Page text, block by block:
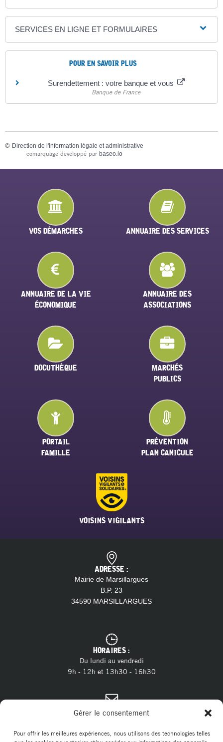
Gérer le consentement
Pour offrir les meilleures expériences, nous utilisons des technologies telles
SERVICES EN LIGNE ET FORMULAIRES
POUR EN SAVOIR PLUS
Surendettement : votre banque et vous
Banque de France
© Direction de l'information légale et administrative
comarquage developpé par baseo.io
VOS DÉMARCHES ANNUAIRE DES SERVICES
ANNUAIRE DE LA VIE
ÉCONOMIQUE
ANNUAIRE DES
ASSOCIATIONS
DOCUTHÈQUE
MARCHÉS
PUBLICS
PORTAIL
FAMILLE
PRÉVENTION
PLAN CANICULE
VOISINS VIGILANTS
ADRESSE :
Mairie de Marsillargues
B.P. 23
34590 MARSILLARGUES
HORAIRES :
Du lundi au vendredi
9h - 12h et 13h30 - 16h30
CONTACT :
E-mail :contact@marsillargues.fr